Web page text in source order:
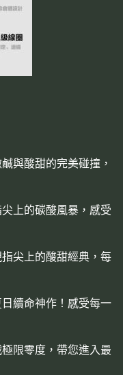
與酸甜的完美碰撞，
上的碳酸風暴，感受
尖上的酸甜經典，每
續命神作！感受每一
限零度，帶您進入最